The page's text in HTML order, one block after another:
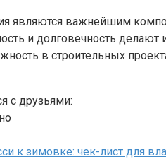
являются важнейшим
и долговечность
в строительных
с друзьями:
к зимовке: чек-лист для